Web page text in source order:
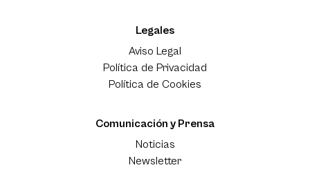
Legales
Aviso Legal
Política de Privacidad
Política de Cookies
Comunicación y Prensa
Noticias
Newsletter